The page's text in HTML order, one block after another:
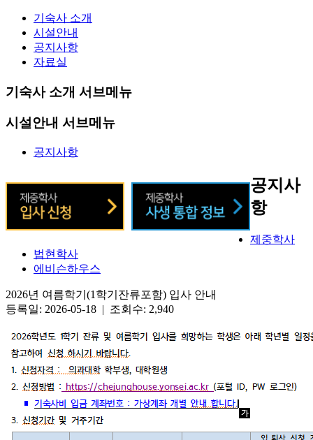
기숙사 소개
시설안내
공지사항
자료실
기숙사 소개 서브메뉴
시설안내 서브메뉴
공지사항
공지사
항
제중학사
법현학사
에비슨하우스
2026년 여름학기(1학기잔류포함) 입사 안내
등록일: 2026-05-18 | 조회수: 2,940